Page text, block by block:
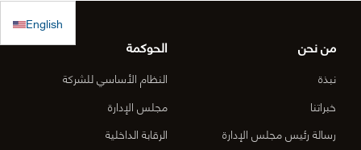
بالترسية بعد
منطقة
English
من نحن
نبذة
خبراتنا
رسالة رئيس مجلس الإدارة
الحوكمة
النظام الأساسي للشركة
مجلس الإدارة
الرقابة الداخلية